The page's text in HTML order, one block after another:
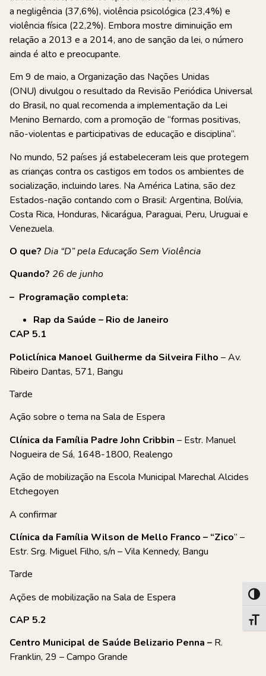
a negligência (37,6%), violência psicológica (23,4%) e
violência física (22,2%). Embora mostre diminuição em
relação a 2013 e a 2014, ano de sanção da lei, o número
ainda é alto e preocupante.
Em 9 de maio, a Organização das Nações Unidas
(ONU) divulgou o resultado da Revisão Periódica Universal
do Brasil, no qual recomenda a implementação da Lei
Menino Bernardo, com a promoção de “formas positivas,
não-violentas e participativas de educação e disciplina”.
No mundo, 52 países já estabeleceram leis que protegem
as crianças contra os castigos em todos os ambientes de
socialização, incluindo lares. Na América Latina, são dez
Estados-nação contando com o Brasil: Argentina, Bolívia,
Costa Rica, Honduras, Nicarágua, Paraguai, Peru, Uruguai e
Venezuela.
O que? Dia “D” pela Educação Sem Violência
Quando? 26 de junho
– Programação completa:
Rap da Saúde – Rio de Janeiro
CAP 5.1
Policlínica Manoel Guilherme da Silveira Filho – Av.
Ribeiro Dantas, 571, Bangu
Tarde
Ação sobre o tema na Sala de Espera
Clínica da Família Padre John Cribbin – Estr. Manuel
Nogueira de Sá, 1648-1800, Realengo
Ação de mobilização na Escola Municipal Marechal Alcides
Etchegoyen
A confirmar
Clínica da Família Wilson de Mello Franco – “Zico” –
Estr. Srg. Miguel Filho, s/n – Vila Kennedy, Bangu
Tarde
Ações de mobilização na Sala de Espera
CAP 5.2
Centro Municipal de Saúde Belizario Penna – R.
Franklin, 29 – Campo Grande